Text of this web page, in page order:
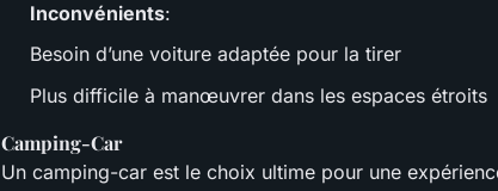
Inconvénients:
Besoin d’une voiture adaptée pour la tirer
Plus difficile à manœuvrer dans les espaces étroits
Camping-Car
Un camping-car est le choix ultime pour une